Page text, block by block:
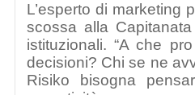
L’esperto di marketing
scossa alla
istituzionali. “A che
decisioni? Chi se ne
Risiko bisogna